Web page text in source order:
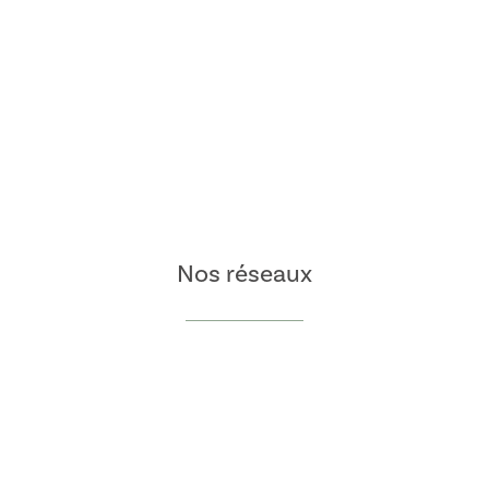
Nos réseaux